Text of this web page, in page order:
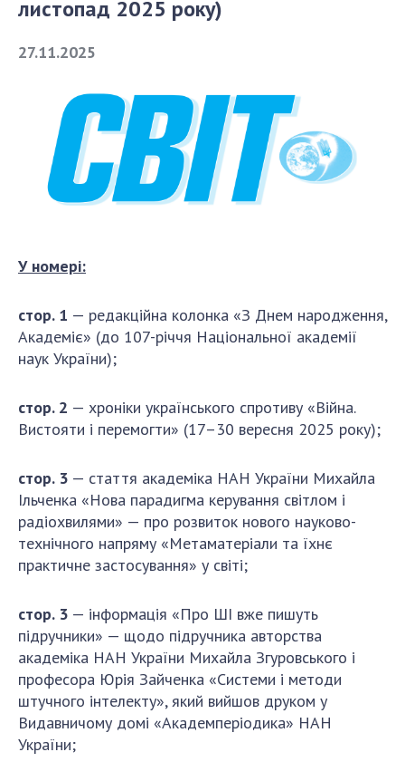
СТРУКТУРА
Президія НАН України
Апарат Президії
Секція фізико-технічних і математичних
наук
Секція хімічних і біологічних наук
Ради, комітети та комісії
Громадські організації
ДІЯЛЬНІСТЬ
Засідання Президії НАН України
Сесії Загальних зборів НАН України
Річні звіти НАН України
Річні фінансові звіти НАН України
Наукові публікації та видавнича діяльність
Охорона прав інтелектуальної власності та
трансфер технологій в наукових установах
Наукові об'єкти, що становлять національне
надбання
Центри колективного користування
науковими приладами НАН України
Оцінювання ефективності діяльності
листопад 2025 року)
27.11.2025
У номері:
cтор. 1 — редакційна колонка «З Днем народження,
Академіє» (до 107-річчя Національної академії
наук України);
cтор. 2 — хроніки українського спротиву «Війна.
Вистояти і перемогти» (17–30 вересня 2025 року);
cтор. 3 — стаття академіка НАН України Михайла
Ільченка «Нова парадигма керування світлом і
радіохвилями» — про розвиток нового науково-
технічного напряму «Метаматеріали та їхнє
практичне застосування» у світі;
cтор. 3 — інформація «Про ШІ вже пишуть
підручники» — щодо підручника авторства
академіка НАН України Михайла Згуровського і
професора Юрія Зайченка «Системи і методи
штучного інтелекту», який вийшов друком у
Видавничому домі «Академперіодика» НАН
України;